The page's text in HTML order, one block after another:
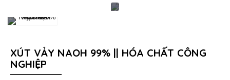
XÚT VẢY NAOH 99% || HÓA CHẤT CÔNG
NGHIỆP